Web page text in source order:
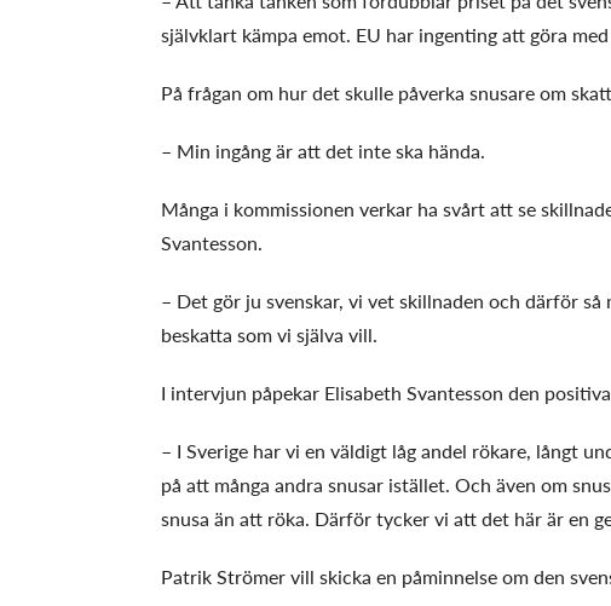
självklart kämpa emot. EU har ingenting att göra
På frågan om hur det skulle påverka snusare om
– Min ingång är att det inte ska hända.
Många i kommissionen verkar ha svårt att se
Svantesson.
– Det gör ju svenskar, vi vet skillnaden och därför
beskatta som vi själva vill.
I intervjun påpekar Elisabeth Svantesson den
– I Sverige har vi en väldigt låg andel rökare, långt
på att många andra snusar istället. Och även om
snusa än att röka. Därför tycker vi att det här är en
Patrik Strömer vill skicka en påminnelse om den